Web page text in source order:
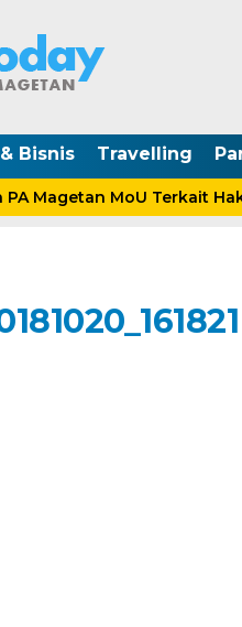
Bisnis Travelling
Magetan MoU Terkait